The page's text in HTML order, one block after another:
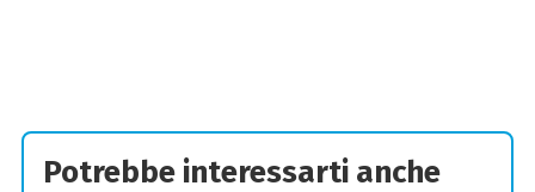
Potrebbe interessarti anche